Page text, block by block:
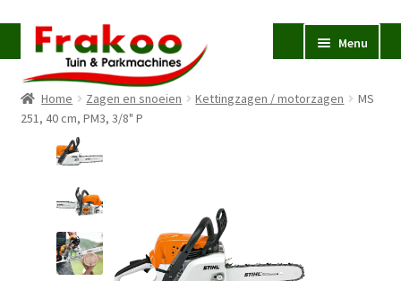
Ga
door
naar
navigatie
Ga
naar
de
inhoud
Menu
Homepage
Verkoop en Reparatie
STIHL
Accessoires
Home Zagen en snoeien Kettingzagen / motorzagen
MS
251, 40 cm, PM3, 3/8" P